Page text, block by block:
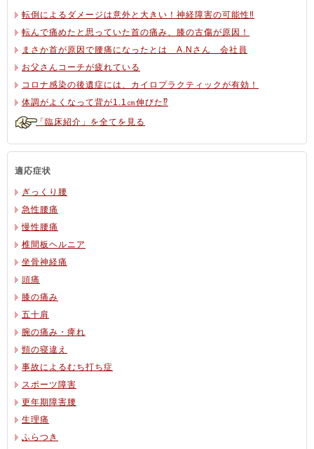
転倒によるダメージは意外と大きい！神経障害の可能性‼
転んで痛めたと思っていた首の痛み、膝の古傷が原因！
まさか首が原因で腰痛になったとは A.Nさん 会社員
お父さんコーチが疲れている
コロナ感染の後遺症には、カイロプラクティックが有効！
体調がよくなって背が1.1㎝伸びた⁉
「臨床紹介」を全てを見る
適応症状
ぎっくり腰
急性腰痛
慢性腰痛
椎間板ヘルニア
坐骨神経痛
頭痛
膝の痛み
五十肩
腕の痛み・痺れ
頸の寝違え
事故によるむち打ち症
スポーツ障害
更年期障害腰
生理痛
ふらつき